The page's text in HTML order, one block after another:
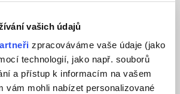
vašich údajů
zpracováváme vaše údaje (jako
technologií, jako např. souborů
a přístup k informacím na vašem
vám mohli nabízet personalizované